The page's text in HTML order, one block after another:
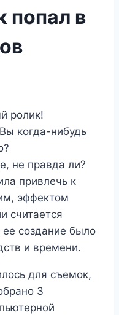
попал в
ролик!
когда-нибудь
не правда ли?
привлечь к
эффектом
считается
создание было
и времени.
для съемок,
3